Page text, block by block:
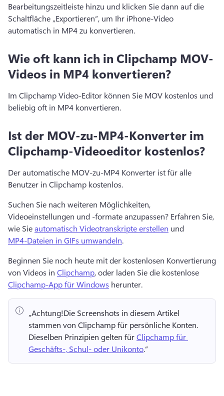
Bearbeitungszeitleiste hinzu und klicken Sie dann auf die
Schaltfläche „Exportieren“, um Ihr iPhone-Video
automatisch in MP4 zu konvertieren.
Wie oft kann ich in Clipchamp MOV-
Videos in MP4 konvertieren?
Im Clipchamp Video-Editor können Sie MOV kostenlos und
beliebig oft in MP4 konvertieren.
Ist der MOV-zu-MP4-Konverter im
Clipchamp-Videoeditor kostenlos?
Der automatische MOV-zu-MP4 Konverter ist für alle
Benutzer in Clipchamp kostenlos.
Suchen Sie nach weiteren Möglichkeiten,
Videoeinstellungen und -formate anzupassen? Erfahren Sie,
wie Sie automatisch Videotranskripte erstellen und
MP4-Dateien in GIFs umwandeln.
Beginnen Sie noch heute mit der kostenlosen Konvertierung
von Videos in Clipchamp, oder laden Sie die kostenlose
Clipchamp-App für Windows herunter.
„Achtung!Die Screenshots in diesem Artikel
Dieselben Prinzipien gelten für Clipchamp für
Geschäfts-, Schul- oder Unikonto.“